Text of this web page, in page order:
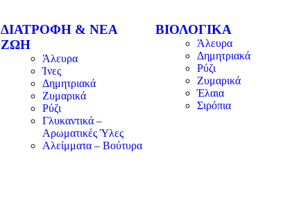
ΔΙΑΤΡΟΦΗ & ΝΕΑ
ΖΩΗ
Άλευρα
Ίνες
Δημητριακά
Ζυμαρικά
Ρύζι
Γλυκαντικά –
Αρωματικές Ύλες
Αλείμματα – Βούτυρα
ΒΙΟΛΟΓΙΚΑ
Άλευρα
Δημητριακά
Ρύζι
Ζυμαρικά
Έλαια
Σιρόπια